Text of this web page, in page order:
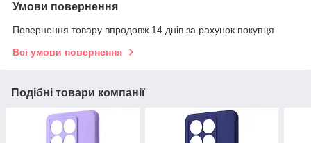
Умови повернення
Повернення товару впродовж 14 днів за рахунок покупця
Всі умови повернення
Подібні товари компанії